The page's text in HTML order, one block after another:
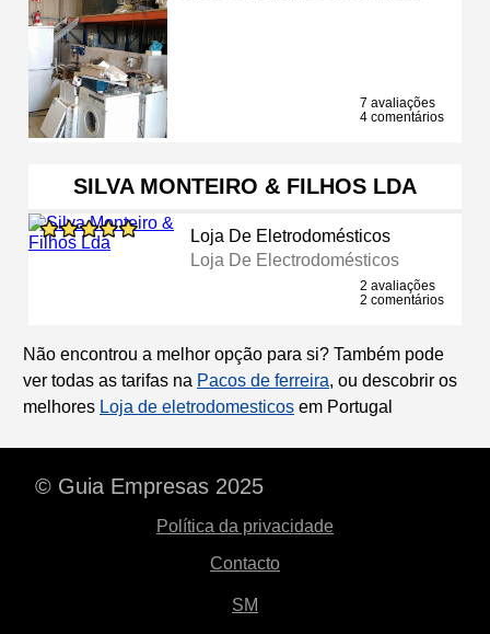
7 avaliações
4 comentários
SILVA MONTEIRO & FILHOS LDA
Loja De Eletrodomésticos
Loja De Electrodomésticos
2 avaliações
2 comentários
Não encontrou a melhor opção para si? Também pode
ver todas as tarifas na Pacos de ferreira, ou descobrir os
melhores Loja de eletrodomesticos em Portugal
© Guia Empresas 2025
Política da privacidade
Contacto
SM